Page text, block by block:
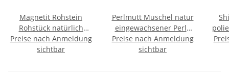
Magnetit Rohstein
Rohstück natürlich
magnetisch mit Magnet
ca.40 - 50 mm
Preise nach Anmeldung
sichtbar
Perlmutt Muschel natur
eingewachsener Perle
ca. 15 x 10 cm ideal zur
Deko
Preise nach Anmeldung
sichtbar
mit